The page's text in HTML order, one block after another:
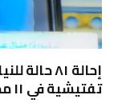
إحالة ٨١
تفتيشية في ١١ محافظة